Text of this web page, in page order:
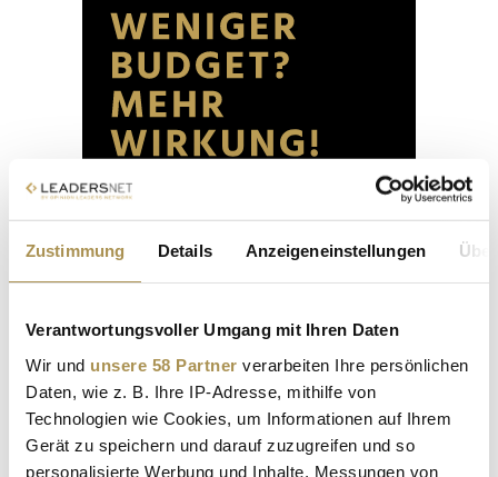
Zustimmung Details Anzeigeneinstellungen
Verantwortungsvoller Umgang mit Ihren Daten
Wir und unsere 58 Partner verarbeiten Ihre persönlichen
Daten, wie z. B. Ihre IP-Adresse, mithilfe von
Technologien wie Cookies, um Informationen auf Ihrem
Gerät zu speichern und darauf zuzugreifen und so
personalisierte Werbung und Inhalte, Messungen von